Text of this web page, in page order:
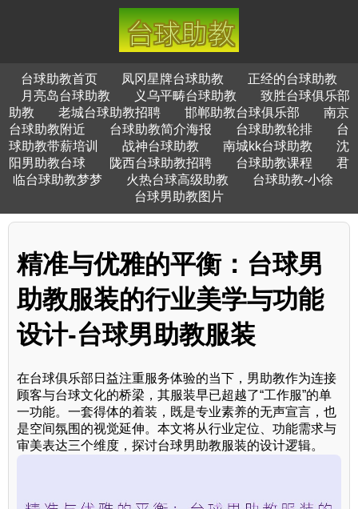
台球助教首页 凤冈星牌台球助教
正经的台球助教
月亮岛台球助教
义乌平畴台球助教
致胜台球俱乐部
助教
老城台球助教招聘 邯郸助教台球俱乐部
南京
台球助教附近
台球助教简介海报 台球助教轮排
台
球助教带薪培训
战神台球助教 南城kk台球助教
沈
阳男助教台球
陇西台球助教招聘 台球助教课程
君
临台球助教梦梦
火热台球高级助教
台球助教-小徐
台球男助教图片
精准与优雅的平衡：台球男
助教服装的行业美学与功能
设计-台球男助教服装
在台球俱乐部日益注重服务体验的当下，男助教作为连接
顾客与台球文化的桥梁，其服装早已超越了“工作服”的单
一功能。一套得体的着装，既是专业素养的无声宣言，也
是空间氛围的视觉延伸。本文将从行业定位、功能需求与
审美表达三个维度，探讨台球男助教服装的设计逻辑。